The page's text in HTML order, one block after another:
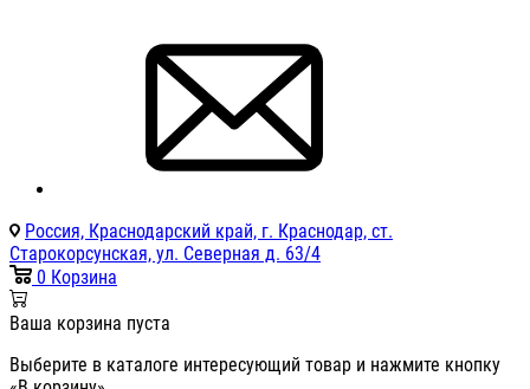
Россия, Краснодарский край, г. Краснодар, ст.
Старокорсунская, ул. Северная д. 63/4
0 Корзина
Ваша корзина пуста
Выберите в каталоге интересующий товар и нажмите кнопку